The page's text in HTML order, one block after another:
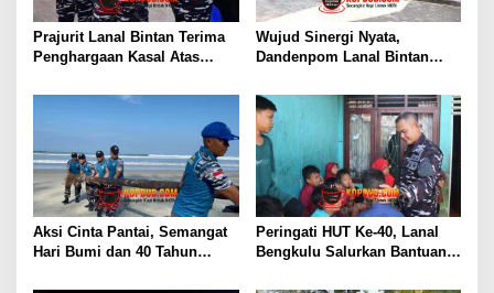
Prajurit Lanal Bintan Terima
Penghargaan Kasal Atas
Penyelundupan Narkotika
Wujud Sinergi Nyata,
Dandenpom Lanal Bintan
2026 di Tanjungpinang
Aksi Cinta Pantai, Semangat
Hari Bumi dan 40 Tahun
Peringati HUT Ke-40, Lanal
Bengkulu Salurkan Bantuan